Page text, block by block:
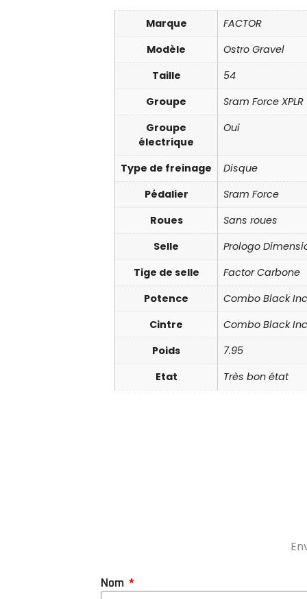
Marque
FACTOR
Modèle
Ostro Gravel
Taille
54
Groupe
Sram Force XPLR
Groupe
électrique
Oui
Type de freinage
Disque
Pédalier
Sram Force
Roues
Sans roues
Selle
Prologo
Tige de selle
Factor Carbone
Potence
Combo Black Inc
Cintre
Combo Black Inc
Poids
7.95
Etat
Très bon état
Nom